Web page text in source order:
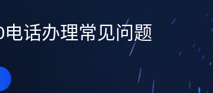
电话办理常见问题